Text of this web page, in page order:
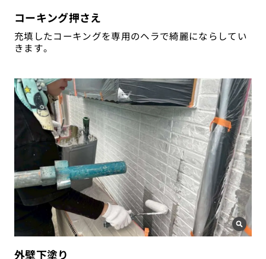
コーキング押さえ
充填したコーキングを専用のヘラで綺麗にならしてい
きます。
外壁下塗り